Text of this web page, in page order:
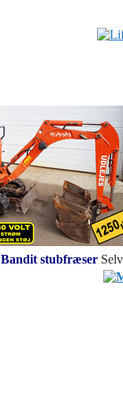
Bandit stubfræser